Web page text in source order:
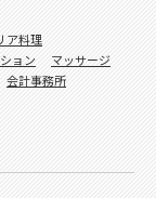
ア料理
ョン
マッサージ
会計事務所